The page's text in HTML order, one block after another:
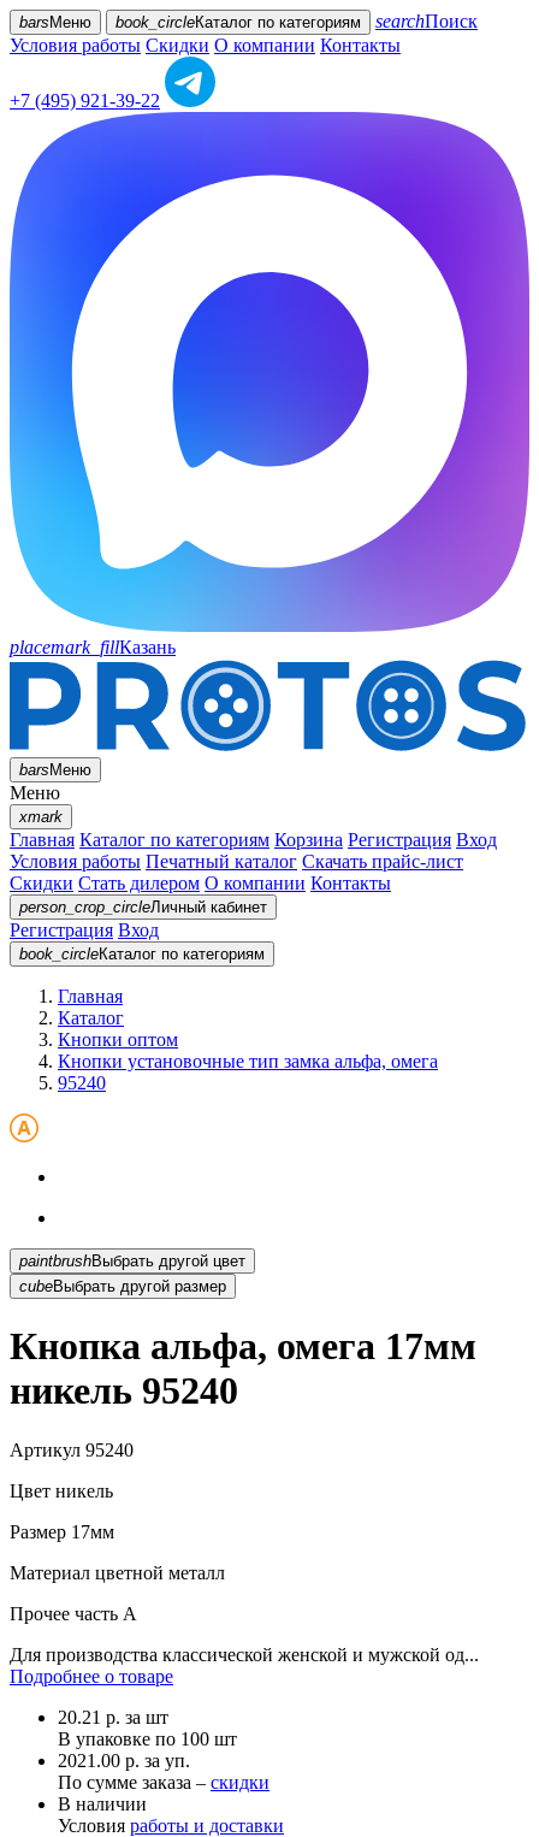
bars Меню book_circleКаталог по категориям searchПоиск
Условия работы Скидки О компании Контакты
+7 (495) 921-39-22
placemark_fillКазань
barsМеню
Меню
xmark
Главная Каталог по категориям Корзина Регистрация Вход
Условия работы Печатный каталог Скачать прайс-лист
Скидки Стать дилером О компании Контакты
person_crop_circleЛичный кабинет
Регистрация Вход
book_circleКаталог по категориям
Главная
Каталог
Кнопки оптом
Кнопки установочные тип замка альфа, омега
95240
paintbrush
Выбрать другой цвет
cubeВыбрать другой размер
Кнопка альфа, омега 17мм
никель 95240
Артикул 95240
Цвет никель
Размер 17мм
Материал цветной металл
Прочее часть A
Для производства классической женской и мужской од...
Подробнее о товаре
20.21 р. за шт
В упаковке по 100 шт
2021.00 р. за уп.
По сумме заказа – скидки
В наличии
Условия работы и доставки